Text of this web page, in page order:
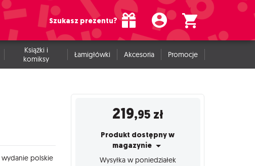
Szukasz prezentu?
Książki i
komiksy
Łamigłówki Akcesoria Promocje
wydanie polskie
219,95 zł
Produkt dostępny w
magazynie
Wysyłka w poniedziałek